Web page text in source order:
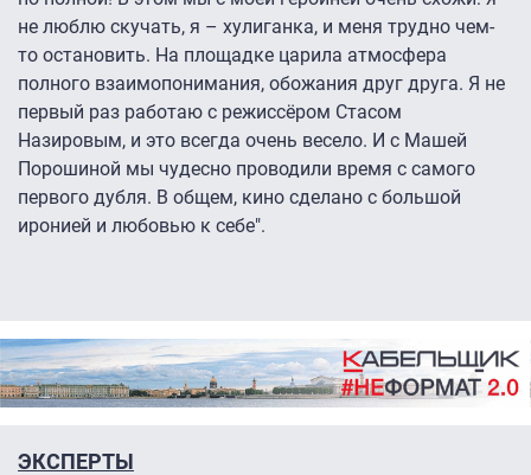
не люблю скучать, я – хулиганка, и меня трудно чем-
то остановить. На площадке царила атмосфера
полного взаимопонимания, обожания друг друга. Я не
первый раз работаю с режиссёром Стасом
Назировым, и это всегда очень весело. И с Машей
Порошиной мы чудесно проводили время с самого
первого дубля. В общем, кино сделано с большой
иронией и любовью к себе".
ЭКСПЕРТЫ